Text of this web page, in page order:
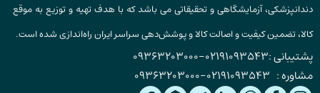
دندانپزشکی، آزمایشگاهی و تحقیقاتی می باشد که با هدف تهیه و توزیع به موقع
کالا، تضمین کیفیت و اصالت کالا و پوشش‌دهی سراسر ایران راه‌اندازی شده است.
پشتیبانی :02191093543
-
09363203000
مشاوره : 02191093543
-
09363203000